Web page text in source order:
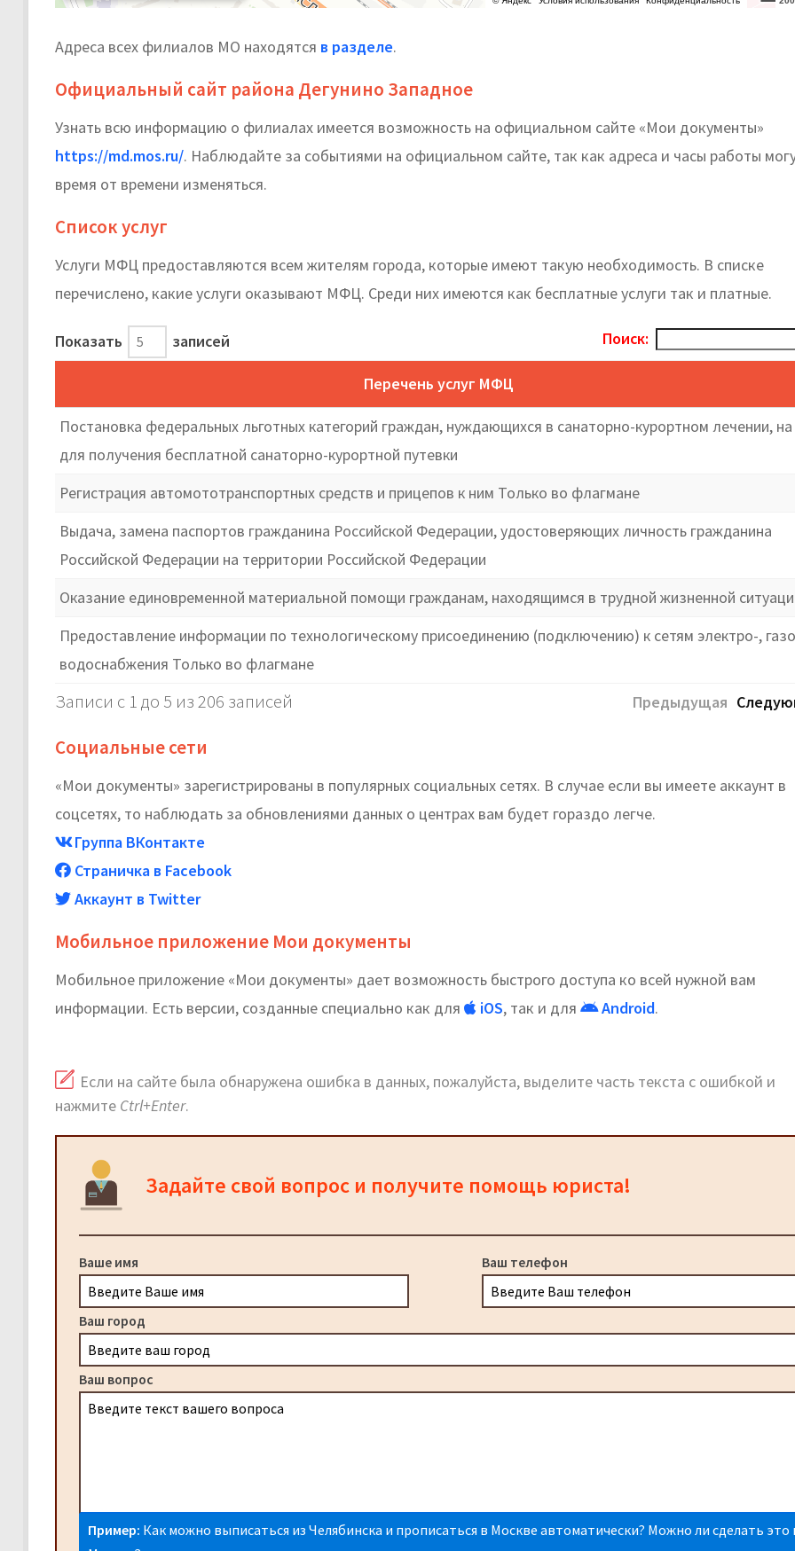
Адреса всех филиалов МО находятся в разделе.
Официальный сайт района Дегунино Западное
Узнать всю информацию о филиалах имеется возможность на официальном сайте «Мои документы»
https://md.mos.ru/. Наблюдайте за событиями на официальном сайте, так как адреса и часы работы
время от времени изменяться.
Список услуг
Услуги МФЦ предоставляются всем жителям города, которые имеют такую необходимость. В списке
перечислено, какие услуги оказывают МФЦ. Среди них имеются как бесплатные услуги так и платные.
Показать записей Поиск:
Перечень услуг МФЦ
Постановка федеральных льготных категорий граждан, нуждающихся в санаторно-курортном лечении, на
для получения бесплатной санаторно-курортной путевки
Регистрация автомототранспортных средств и прицепов к ним Только во флагмане
Выдача, замена паспортов гражданина Российской Федерации, удостоверяющих личность гражданина
Российской Федерации на территории Российской Федерации
Оказание единовременной материальной помощи гражданам, находящимся в трудной жизненной
Предоставление информации по технологическому присоединению (подключению) к сетям электро-,
водоснабжения Только во флагмане
Записи с 1 до 5 из 206 записей Предыдущая
Социальные сети
«Мои документы» зарегистрированы в популярных социальных сетях. В случае если вы имеете аккаунт в
соцсетях, то наблюдать за обновлениями данных о центрах вам будет гораздо легче.
Группа ВКонтакте
Страничка в Facebook
Аккаунт в Twitter
Мобильное приложение Мои документы
Мобильное приложение «Мои документы» дает возможность быстрого доступа ко всей нужной вам
информации. Есть версии, созданные специально как для
iOS, так и для Android.
Если на сайте была обнаружена ошибка в данных, пожалуйста, выделите часть текста с ошибкой и
нажмите Ctrl+Enter.
Задайте свой вопрос и получите помощь юриста!
Ваше имя Ваш телефон
Ваш город
Ваш вопрос
Пример: Как можно выписаться из Челябинска и прописаться в Москве автоматически? Можно ли сделать это